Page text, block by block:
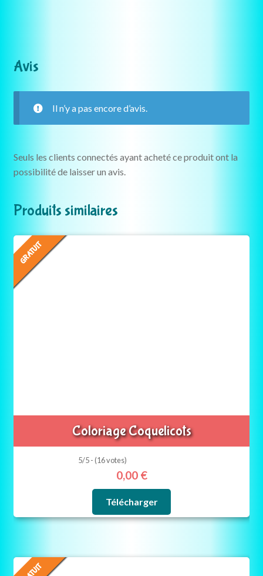
Avis
Il n’y a pas encore d’avis.
Seuls les clients connectés ayant acheté ce produit ont la
possibilité de laisser un avis.
Produits similaires
GRATUIT
Coloriage Coquelicots
5/5 - (16 votes)
0,00 €
Télécharger